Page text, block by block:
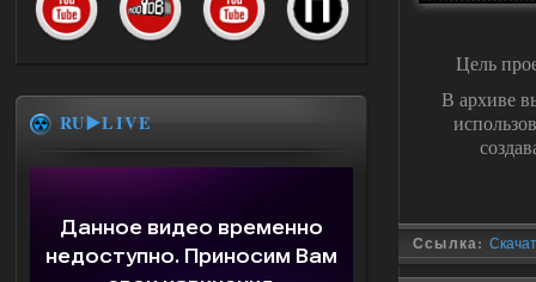
Цель
В архиве
Ссылка:
RU▶️LIVE